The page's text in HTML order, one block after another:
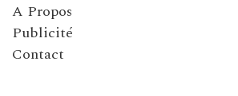
A Propos
Publicité
Contact